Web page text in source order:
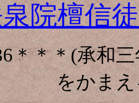
院檀信
＊＊＊(承和
をかま